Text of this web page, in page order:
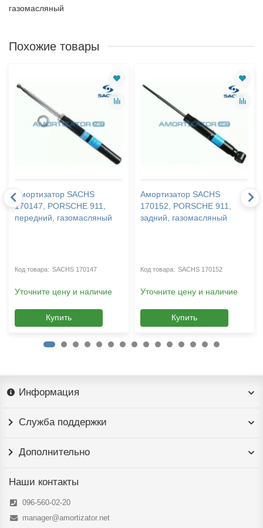
газомасляный
Похожие товары
Амортизатор SACHS
170147, PORSCHE 911,
передний, газомасляный
SACHS 170147
Уточните цену и наличие
Купить
Амортизатор SACHS
170152, PORSCHE 911,
задний, газомасляный
SACHS 170152
Уточните цену и наличие
Купить
Информация
Служба поддержки
Дополнительно
Наши контакты
096-560-02-20
manager@amortizator.net